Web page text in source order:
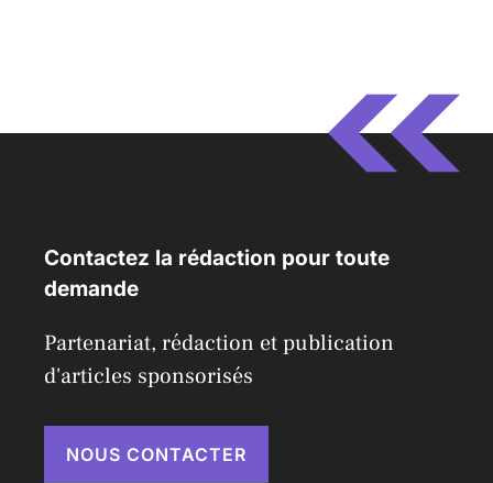
Contactez la rédaction pour toute
demande
Partenariat, rédaction et publication
d'articles sponsorisés
NOUS CONTACTER